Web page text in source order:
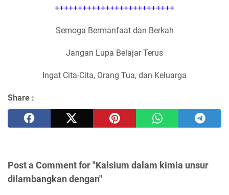
++++++++++++++++++++++++++
Semoga Bermanfaat dan Berkah
Jangan Lupa Belajar Terus
Ingat Cita-Cita, Orang Tua, dan Keluarga
Share :
Post a Comment for "Kalsium dalam kimia unsur
dilambangkan dengan"